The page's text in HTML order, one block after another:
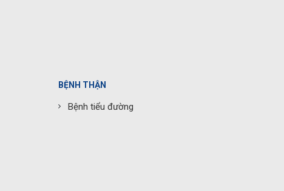
BỆNH THẬN
Bệnh tiểu đường